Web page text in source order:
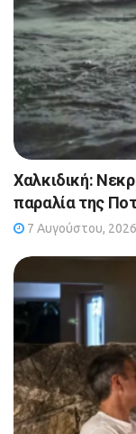
Χαλκιδική:
παραλία της
7 Αυγούστου, 2026